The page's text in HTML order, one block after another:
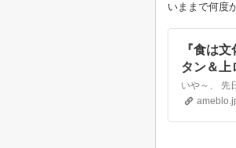
いままで何度
『食は
タン＆上